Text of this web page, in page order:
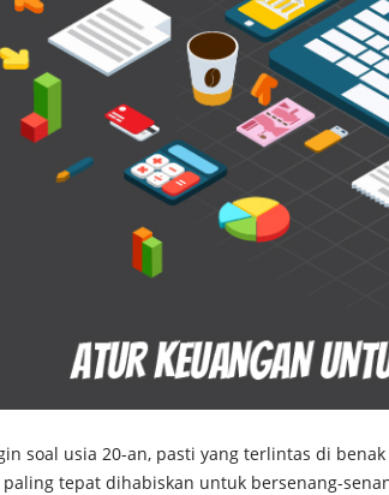
soal usia 20-an, pasti yang terlintas di
paling tepat dihabiskan untuk bersenang-